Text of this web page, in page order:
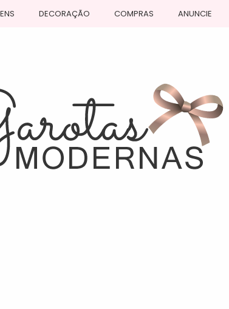
DECORAÇÃO COMPRAS ANUNCIE